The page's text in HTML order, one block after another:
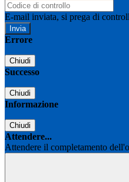
E-mail inviata, si prega di
Errore
Chiudi
Successo
Chiudi
Informazione
Chiudi
Attendere...
Attendere il completamento